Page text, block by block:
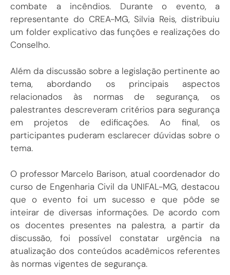
combate a incêndios. Durante o evento, a
representante do CREA-MG, Silvia Reis, distribuiu
um folder explicativo das funções e realizações do
Conselho.
Além da discussão sobre a legislação pertinente ao
tema, abordando os principais aspectos
relacionados às normas de segurança, os
palestrantes descreveram critérios para segurança
em projetos de edificações. Ao final, os
participantes puderam esclarecer dúvidas sobre o
tema.
O professor Marcelo Barison, atual coordenador do
curso de Engenharia Civil da UNIFAL-MG, destacou
que o evento foi um sucesso e que pôde se
inteirar de diversas informações. De acordo com
os docentes presentes na palestra, a partir da
discussão, foi possível constatar urgência na
atualização dos conteúdos acadêmicos referentes
às normas vigentes de segurança.